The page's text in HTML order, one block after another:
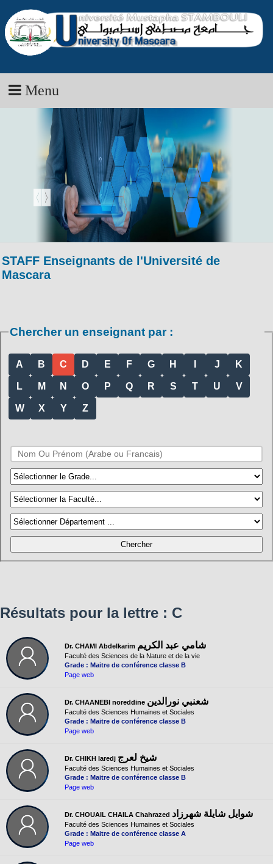
Menu
STAFF Enseignants de l'Université de
Mascara
Chercher un enseignant par :
A B C D E F G H J K
L M N O P Q R S T U V
W X Y Z
Résultats pour la lettre : C
Dr. CHAMI Abdelkarim شامي عبد الكريم
Faculté des Sciences de la Nature et de la vie
Grade : Maitre de conférence classe B
Page web
Dr. CHAANEBI noreddine شعنبي نورالدين
Faculté des Sciences Humaines et Sociales
Grade : Maitre de conférence classe B
Page web
Dr. CHIKH laredj شيخ لعرج
Faculté des Sciences Humaines et Sociales
Grade : Maitre de conférence classe B
Page web
Dr. CHOUAIL CHAILA Chahrazed شوايل شايلة شهرزاد
Faculté des Sciences Humaines et Sociales
Grade : Maitre de conférence classe A
Page web